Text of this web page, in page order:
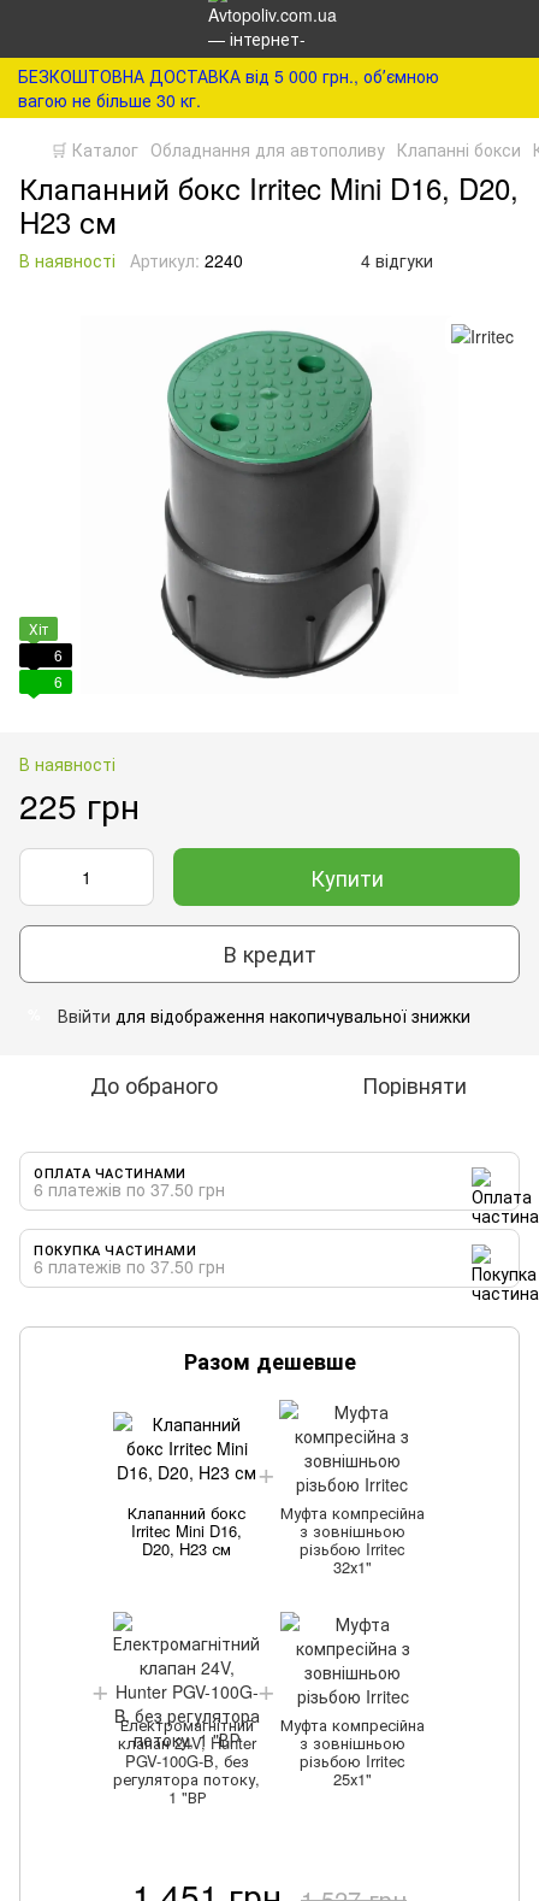
БЕЗКОШТОВНА ДОСТАВКА від 5 000 грн., обʼємною
вагою не більше 30 кг.
🛒 Каталог Обладнання для автополиву Клапанні бокси
Клапанний бокс Irritec Mini D16, D20,
H23 см
В наявності Артикул: 2240 4 відгуки
Хіт
6
6
В наявності
225 грн
Купити
В кредит
Ввійти для відображення накопичувальної знижки
До обраного Порівняти
ОПЛАТА ЧАСТИНАМИ
6 платежів по 37.50 грн
ПОКУПКА ЧАСТИНАМИ
6 платежів по 37.50 грн
Разом дешевше
Клапанний бокс
Irritec Mini D16,
D20, H23 см
Муфта компресійна
з зовнішньою
різьбою Irritec
32х1"
Електромагнітний
клапан 24V, Hunter
PGV-100G-B, без
регулятора потоку,
1 "ВР
Муфта компресійна
з зовнішньою
різьбою Irritec
25х1"